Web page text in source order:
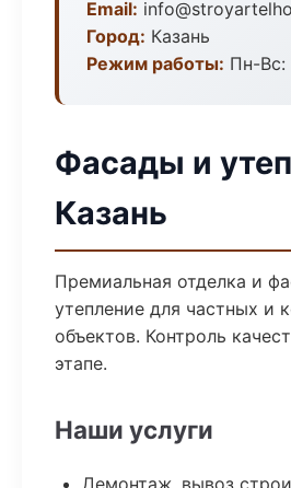
Email:
Город: Казань
Режим работы: Пн-Вс:
Фасады и
Казань
Премиальная отделка и
утепление для частных и
объектов. Контроль
этапе.
Наши услуги
Демонтаж, вывоз